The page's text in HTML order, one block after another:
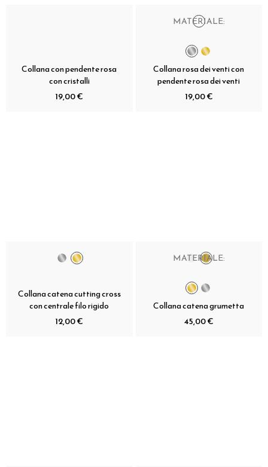
Collana con pendente rosa
con cristalli
19,00 €
MATERIALE:
Collana rosa dei venti con
pendente rosa dei venti
19,00 €
Collana catena cutting cross
con centrale filo rigido
12,00 €
MATERIALE:
Collana catena grumetta
45,00 €